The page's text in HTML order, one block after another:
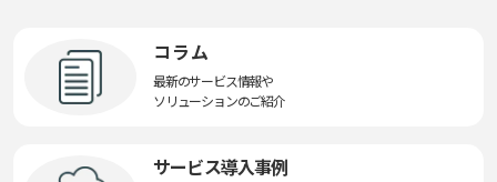
コラム
最新のサービス情報や
ソリューションのご紹介
サービス導入事例